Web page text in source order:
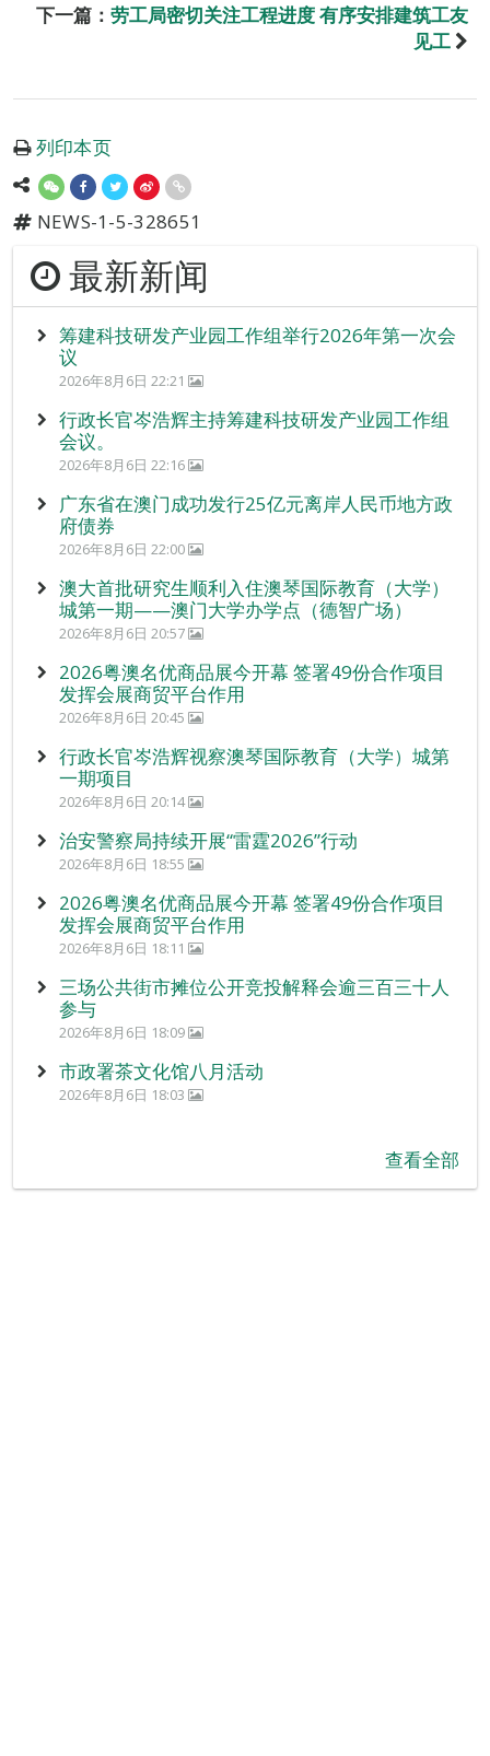
下一篇： 劳工局密切关注工程进度 有序安排建筑工友
见工
列印本页
NEWS-1-5-328651
最新新闻
筹建科技研发产业园工作组举行2026年第一次会
议
2026年8月6日 22:21
行政长官岑浩辉主持筹建科技研发产业园工作组
会议。
2026年8月6日 22:16
广东省在澳门成功发行25亿元离岸人民币地方政
府债券
2026年8月6日 22:00
澳大首批研究生顺利入住澳琴国际教育（大学）
城第一期——澳门大学办学点（德智广场）
2026年8月6日 20:57
2026粤澳名优商品展今开幕 签署49份合作项目
发挥会展商贸平台作用
2026年8月6日 20:45
行政长官岑浩辉视察澳琴国际教育（大学）城第
一期项目
2026年8月6日 20:14
治安警察局持续开展“雷霆2026”行动
2026年8月6日 18:55
2026粤澳名优商品展今开幕 签署49份合作项目
发挥会展商贸平台作用
2026年8月6日 18:11
三场公共街市摊位公开竞投解释会逾三百三十人
参与
2026年8月6日 18:09
市政署茶文化馆八月活动
2026年8月6日 18:03
查看全部